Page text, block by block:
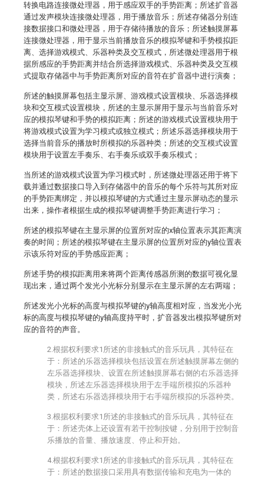
转换电路连接微处理器，用于感应双手的手势距离；所述扩音器
通过发声模块连接微处理器，用于播放音乐；所述存储器分别连
接数据接口和微处理器，用于存储待播放的音乐；所述触摸屏幕
连接微处理器，用于显示当前播放音乐的模拟琴键和手势模拟距
离、选择游戏模式、乐器种类及交互模式，所述微处理器用于根
据所感应的手势距离并结合所选择游戏模式、乐器种类及交互模
式提取存储器中与手势距离所对应的音符在扩音器中进行演奏；
所述的触摸屏幕包括主显示屏、游戏模式设置模块、乐器选择模
块和交互模式设置模块，所述的主显示屏用于显示与当前音乐对
应的模拟琴键和手势的模拟距离；所述的游戏模式设置模块用于
将游戏模式设置为学习模式或独立模式；所述乐器选择模块用于
选择当前音乐的播放时所模拟的乐器种类；所述的交互模式设置
模块用于设置左手奏乐、右手奏乐或双手奏乐模式；
当所述的游戏模式设置为学习模式时，所述微处理器还用于将下
载并通过数据接口导入到存储器中的音乐的每个乐符与其所对应
的手势距离绑定，并以模拟琴键的方式通过主显示屏动态的显示
出来，操作者根据生成的模拟琴键调整手势距离进行学习；
所述的模拟琴键在主显示屏的位置所对应的x轴位置表示其距离演
奏的时间；所述的模拟琴键在主显示屏的位置所对应的y轴位置表
示该乐符对应的手势感应距离；
所述手势的模拟距离用来将两个距离传感器所测的数据可视化显
现出来，通过两个发光小光标分别显示在主显示屏的左右两端；
所述发光小光标的高度与模拟琴键的y轴高度相对应，当发光小光
标的高度与模拟琴键的y轴高度持平时，扩音器发出模拟琴键所对
应的音符的声音。
2.根据权利要求1所述的非接触式的音乐玩具，其特征在
于：所述的乐器选择模块包括设置在所述触摸屏幕左侧的
左乐器选择模块、设置在所述触摸屏幕右侧的右乐器选择
模块，所述左乐器选择模块用于左手端所模拟的乐器种
类，所述右乐器选择模块用于右手端所模拟的乐器种类。
3.根据权利要求1所述的非接触式的音乐玩具，其特征在
于：所述壳体上还设置有若干控制按键，分别用于控制音
乐播放的音量、播放速度、停止和开始。
4.根据权利要求1所述的非接触式的音乐玩具，其特征在
于：所述的数据接口采用具有数据传输和充电为一体的